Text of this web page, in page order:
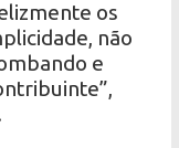
os
não
e